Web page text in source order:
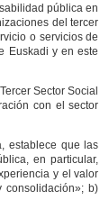
pública en
del tercer
o servicios de
Euskadi y en este
Sector Social
con el sector
establece que las
en particular,
y el valor
b)